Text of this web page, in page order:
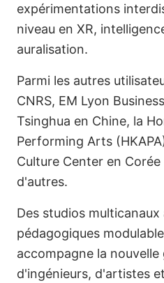
expérimentations
niveau en XR,
auralisation.
Parmi les autres
CNRS, EM Lyon
Tsinghua en Chine, la
Performing Arts
Culture Center en
d'autres.
Des studios
pédagogiques
accompagne la nouvelle
d'ingénieurs, d'artistes